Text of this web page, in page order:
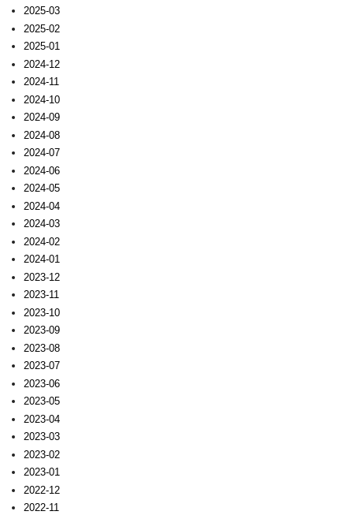
2025-03
2025-02
2025-01
2024-12
2024-11
2024-10
2024-09
2024-08
2024-07
2024-06
2024-05
2024-04
2024-03
2024-02
2024-01
2023-12
2023-11
2023-10
2023-09
2023-08
2023-07
2023-06
2023-05
2023-04
2023-03
2023-02
2023-01
2022-12
2022-11